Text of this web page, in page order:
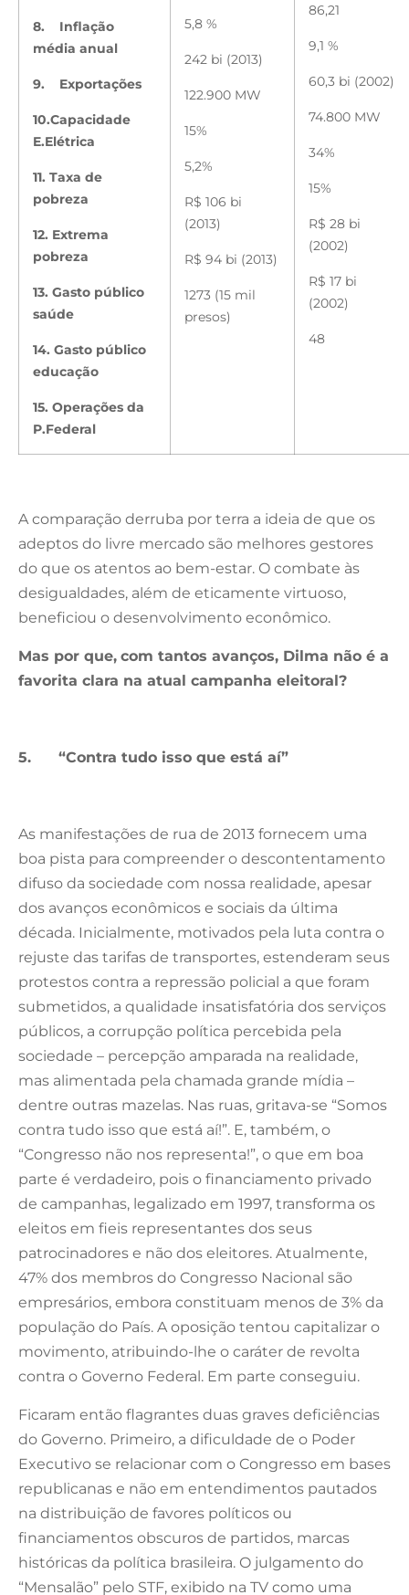
8. Inflação
média anual
9. Exportações
10.Capacidade
E.Elétrica
11. Taxa de
pobreza
12. Extrema
pobreza
13. Gasto público
saúde
14. Gasto público
educação
15. Operações da
P.Federal
5,8 %
242 bi (2013)
122.900 MW
15%
5,2%
R$ 106 bi
(2013)
R$ 94 bi (2013)
1273 (15 mil
presos)
86,21
9,1 %
60,3 bi (2002)
74.800 MW
34%
15%
R$ 28 bi
(2002)
R$ 17 bi
(2002)
48
A comparação derruba por terra a ideia de que os
adeptos do livre mercado são melhores gestores
do que os atentos ao bem-estar. O combate às
desigualdades, além de eticamente virtuoso,
beneficiou o desenvolvimento econômico.
Mas por que, com tantos avanços, Dilma não é a
favorita clara na atual campanha eleitoral?
5. “Contra tudo isso que está aí”
As manifestações de rua de 2013 fornecem uma
boa pista para compreender o descontentamento
difuso da sociedade com nossa realidade, apesar
dos avanços econômicos e sociais da última
década. Inicialmente, motivados pela luta contra o
rejuste das tarifas de transportes, estenderam seus
protestos contra a repressão policial a que foram
submetidos, a qualidade insatisfatória dos serviços
públicos, a corrupção política percebida pela
sociedade – percepção amparada na realidade,
mas alimentada pela chamada grande mídia –
dentre outras mazelas. Nas ruas, gritava-se “Somos
contra tudo isso que está aí!”. E, também, o
“Congresso não nos representa!”, o que em boa
parte é verdadeiro, pois o financiamento privado
de campanhas, legalizado em 1997, transforma os
eleitos em fieis representantes dos seus
patrocinadores e não dos eleitores. Atualmente,
47% dos membros do Congresso Nacional são
empresários, embora constituam menos de 3% da
população do País. A oposição tentou capitalizar o
movimento, atribuindo-lhe o caráter de revolta
contra o Governo Federal. Em parte conseguiu.
Ficaram então flagrantes duas graves deficiências
do Governo. Primeiro, a dificuldade de o Poder
Executivo se relacionar com o Congresso em bases
republicanas e não em entendimentos pautados
na distribuição de favores políticos ou
financiamentos obscuros de partidos, marcas
históricas da política brasileira. O julgamento do
“Mensalão” pelo STF, exibido na TV como uma